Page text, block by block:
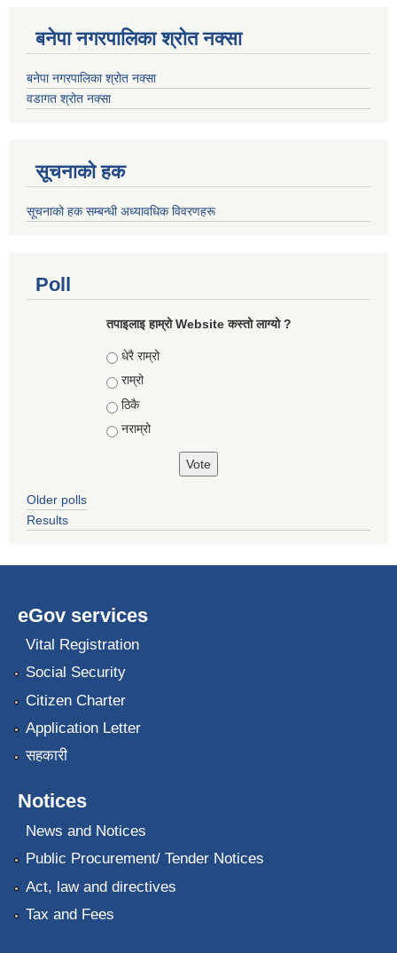
बनेपा नगरपालिका श्रोत नक्सा
बनेपा नगरपालिका श्रोत नक्सा
वडागत श्रोत नक्सा
सूचनाको हक
सूचनाको हक सम्बन्धी अध्यावधिक विवरणहरू
Poll
तपाइलाइ हाम्रो Website कस्तो लाग्यो ?
Choices
धेरै राम्रो
राम्रो
ठिकै
नराम्रो
Older polls
Results
eGov services
Vital Registration
Social Security
Citizen Charter
Application Letter
सहकारी
Notices
News and Notices
Public Procurement/ Tender Notices
Act, law and directives
Tax and Fees